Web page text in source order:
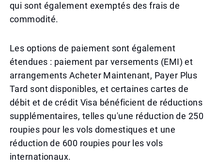
qui sont également exemptés des frais de
commodité.
Les options de paiement sont également
étendues : paiement par versements (EMI) et
arrangements Acheter Maintenant, Payer Plus
Tard sont disponibles, et certaines cartes de
débit et de crédit Visa bénéficient de réductions
supplémentaires, telles qu'une réduction de 250
roupies pour les vols domestiques et une
réduction de 600 roupies pour les vols
internationaux.